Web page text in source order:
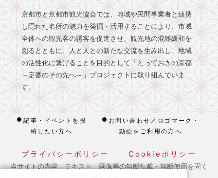
京都市と京都市観光協会では、地域や民間事業者と連携
し隠れた名所の魅力を発掘・活用することにより、市域
全体への観光客の誘客を促進させ、観光地の混雑緩和を
図るとともに、人と人との新たな交流を生み出し、地域
の活性化に繋げることを目的として「とっておきの京都
～定番のその先へ～」プロジェクトに取り組んでいま
す。
記事・イベントを投
稿したい方へ
お問い合わせ／ロゴマーク・
動画をご利用の方へ
プライバシーポリシー Cookieポリシー
当サイトの内容、テキスト、画像等の無断転載・無断使用を固く